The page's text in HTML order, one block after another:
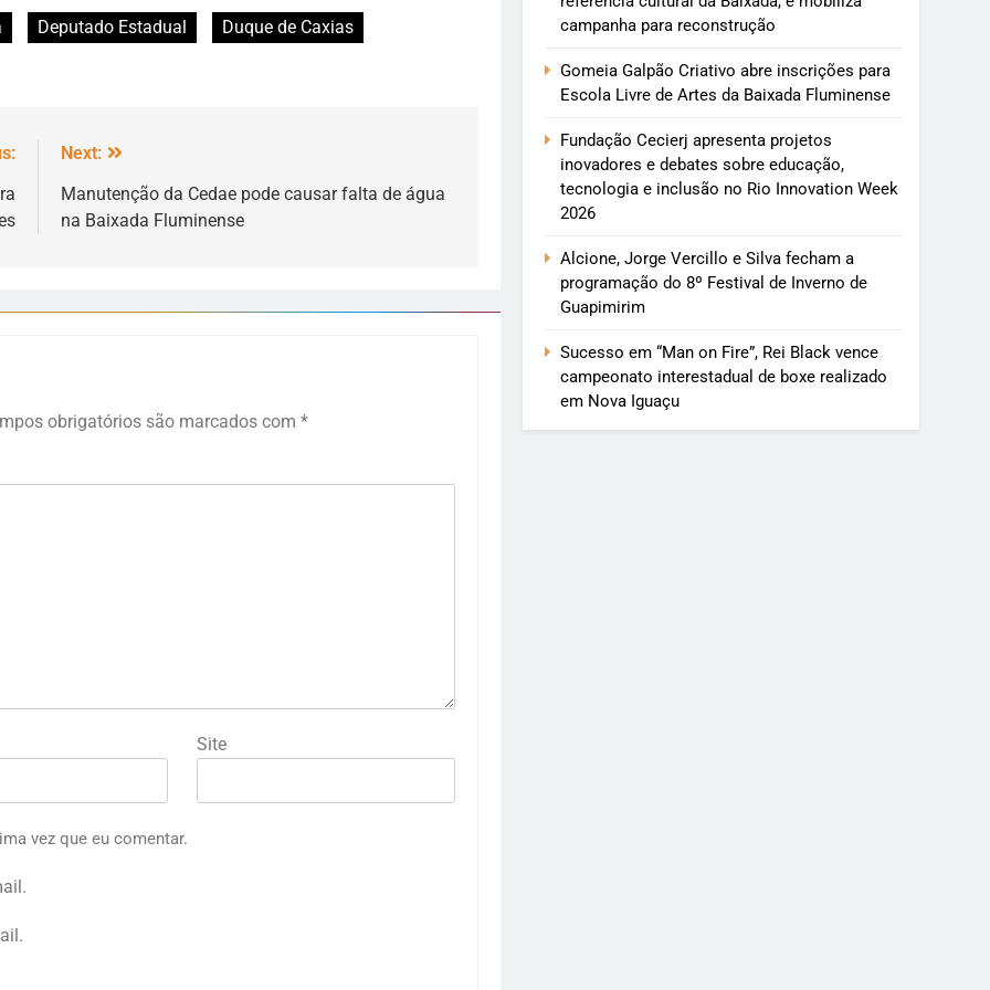
Deputado Estadual Duque de Caxias
Next:
Manutenção da Cedae pode causar falta de água
na Baixada Fluminense
obrigatórios são marcados com *
Site
vez que eu comentar.
campanha para reconstrução
Gomeia Galpão Criativo abre inscrições para
Escola Livre de Artes da Baixada Fluminense
Fundação Cecierj apresenta projetos
inovadores e debates sobre educação,
tecnologia e inclusão no Rio Innovation Week
2026
Alcione, Jorge Vercillo e Silva fecham a
programação do 8º Festival de Inverno de
Guapimirim
Sucesso em “Man on Fire”, Rei Black vence
campeonato interestadual de boxe realizado
em Nova Iguaçu